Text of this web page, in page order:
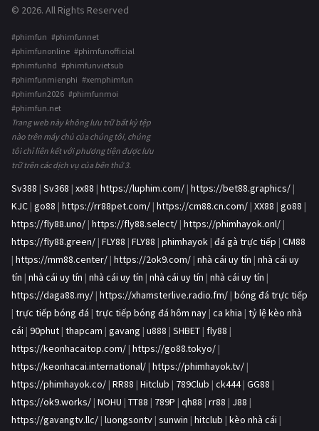
© 2026. All Rights Reserved
#phimfun #phimfunnet
#phimfunonline #phimfunofficial
#phimfunhd #phimfunvietsub
#phimfunmienphi #xemphimfun
#phimfun2026 #phimfunmoi
#phimfun.net
Trang web này không lưu trữ bất kỳ tệp
nào trên máy chủ của chúng tôi, chúng
tôi chỉ liên kết với phương tiện được lưu
trữ trên các dịch vụ của bên thứ 3.
Sv388 | Sv368 | xx88 | https://luphim.com/ | https://bet88.graphics/ |
KJC | go88 | https://rr88pet.com/ | https://cm88.cn.com/ | XX88 | go88 |
https://fly88.uno/ | https://fly88.select/ | https://phimhayok.onl/ |
https://fly88.green/ | FLY88 | FLY88 | phimhayok | đá gà trực tiếp | CM88
| https://mm88.center/ | https://2ok9.com/ | nhà cái uy tín | nhà cái uy
tín | nhà cái uy tín | nhà cái uy tín | nhà cái uy tín | nhà cái uy tín |
https://daga88.my/ | https://xhamsterlive.radio.fm/ | bóng đá trực tiếp
| trực tiếp bóng đá | trực tiếp bóng đá hôm nay | ca khia | tỷ lệ kèo nhà
cái | 90phut | thapcam | gavang | u888 | SHBET | fly88 |
https://keonhacaitop.com/ | https://go88.tokyo/ |
https://keonhacai.international/ | https://phimhayok.tv/ |
https://phimhayok.co/ | RR88 | Hitclub | 789Club | ck444| GG88 |
https://ok9.works/ | NOHU | TT88 | 789P | qh88 | rr88 | J88 |
https://gavangtv.llc/ | luongsontv | sunwin | hitclub | kèo nhà cái |